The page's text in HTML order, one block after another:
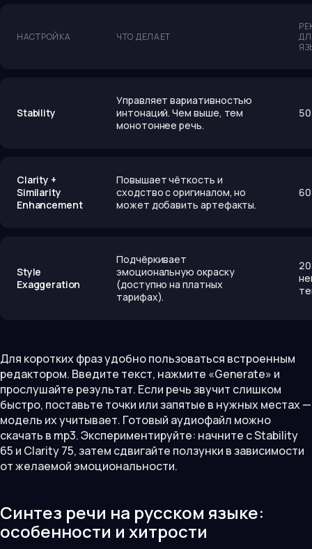
НАСТРОЙКА ЧТО ДЕЛАЕТ
Stability
Управляет вариативностью
интонаций. Чем выше, тем
монотоннее речь.
Clarity +
Similarity
Enhancement
Повышает чёткость и
сходство с оригиналом, но
может добавить артефакты.
Style
Exaggeration
Подчёркивает
эмоциональную окраску
(доступно на платных
тарифах).
Для коротких фраз удобно пользоваться встроенным
редактором. Введите текст, нажмите «Generate» и
прослушайте результат. Если речь звучит слишком
быстро, поставьте точки или запятые в нужных местах —
модель их учитывает. Готовый аудиофайл можно
скачать в mp3. Экспериментируйте: начните с Stability
65 и Clarity 75, затем сдвигайте ползунки в зависимости
от желаемой эмоциональности.
Синтез речи на русском языке:
особенности и хитрости